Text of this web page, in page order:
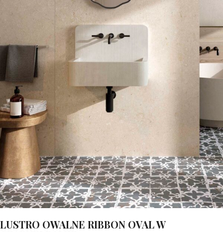
LUSTRO OWALNE RIBBON OVAL W